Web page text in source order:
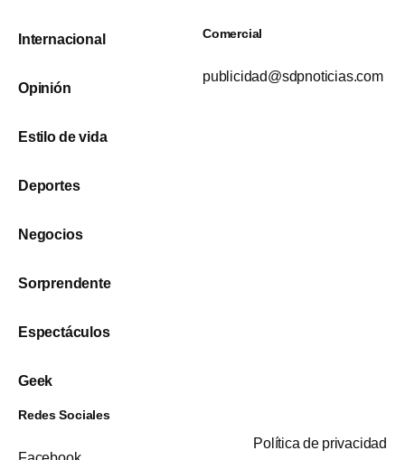
Internacional
Opinión
Estilo de vida
Deportes
Negocios
Sorprendente
Espectáculos
Geek
Comercial
publicidad@sdpnoticias.com
Redes Sociales
Política de privacidad